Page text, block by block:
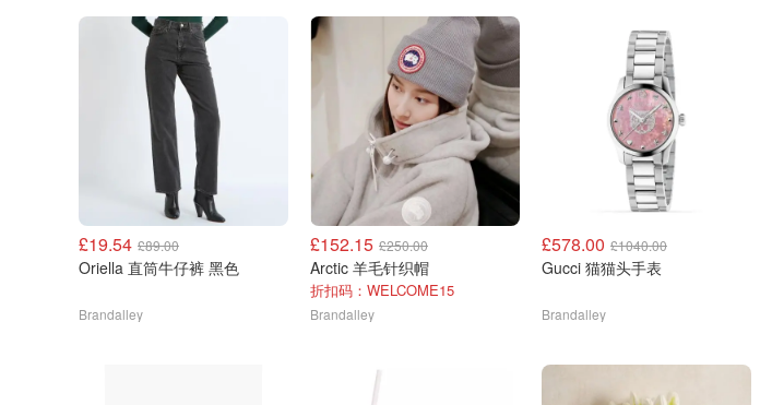
£19.54 £89.00
Oriella 直筒牛仔裤 黑色
Brandalley
£152.15 £250.00
Arctic 羊毛针织帽
折扣码：WELCOME15
Brandalley
£578.00 £1040.00
Gucci 猫猫头手表
Brandalley